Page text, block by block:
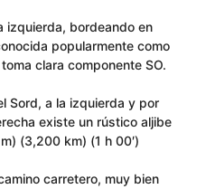
izquierda, bordeando en
popularmente como
clara componente SO.
Sord, a la izquierda y por
existe un rústico aljibe
(3,200 km) (1 h 00′)
carretero, muy bien